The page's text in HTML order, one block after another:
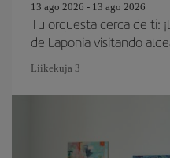
13 ago 2026 - 13 ago 2026
Tu orquesta cerca de ti:
de Laponia visitando
Liikekuja 3